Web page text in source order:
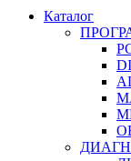
Каталог